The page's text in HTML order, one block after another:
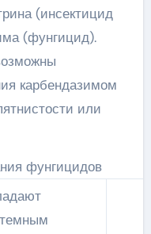
(инсектицид
(фунгицид).
карбендазимом
или
фунгицидов